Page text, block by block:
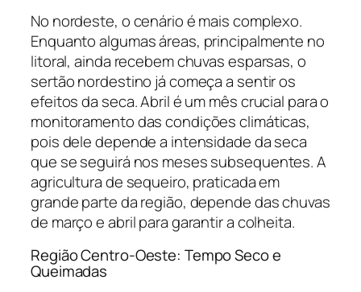
No nordeste, o cenário é mais complexo.
Enquanto algumas áreas, principalmente no
litoral, ainda recebem chuvas esparsas, o
sertão nordestino já começa a sentir os
efeitos da seca. Abril é um mês crucial para o
monitoramento das condições climáticas,
pois dele depende a intensidade da seca
que se seguirá nos meses subsequentes. A
agricultura de sequeiro, praticada em
grande parte da região, depende das chuvas
de março e abril para garantir a colheita.
Região Centro-Oeste: Tempo Seco e
Queimadas